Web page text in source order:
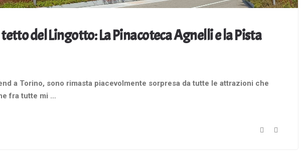
del Lingotto: La Pinacoteca Agnelli e la Pista
a Torino, sono rimasta piacevolmente sorpresa da tutte le attrazioni che
fra tutte mi …